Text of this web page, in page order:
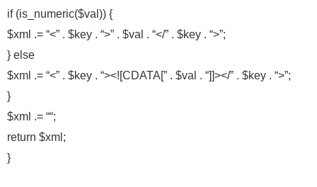
if (is_numeric($val)) {
$xml .= “<” . $key . “>” . $val . “</” . $key . “>”;
} else
$xml .= “<” . $key . “><![CDATA[” . $val . “]]></” . $key . “>”;
}
$xml .= ““;
return $xml;
}